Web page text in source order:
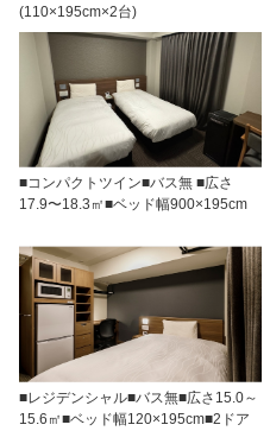
(110×195cm×2台)
■コンパクトツイン■バス無 ■広さ
17.9〜18.3㎡■ベッド幅900×195cm
■レジデンシャル■バス無■広さ15.0～
15.6㎡■ベッド幅120×195cm■2ドア